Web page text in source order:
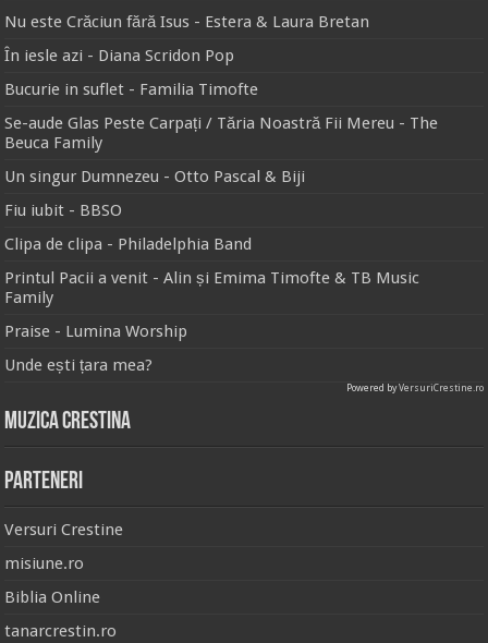
Nu este Crăciun fără Isus - Estera & Laura Bretan
În iesle azi - Diana Scridon Pop
Bucurie in suflet - Familia Timofte
Se-aude Glas Peste Carpați / Tăria Noastră Fii Mereu - The
Beuca Family
Un singur Dumnezeu - Otto Pascal & Biji
Fiu iubit - BBSO
Clipa de clipa - Philadelphia Band
Printul Pacii a venit - Alin și Emima Timofte & TB Music
Family
Praise - Lumina Worship
Unde ești țara mea?
Powered byVersuriCrestine.ro
Muzica Crestina
Parteneri
Versuri Crestine
misiune.ro
Biblia Online
tanarcrestin.ro